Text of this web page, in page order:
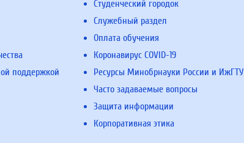
поддержкой
Студенческий городок
Служебный раздел
Оплата обучения
Коронавирус COVID-19
Ресурсы Минобрнауки России и ИжГТУ
Часто задаваемые вопросы
Защита информации
Корпоративная этика